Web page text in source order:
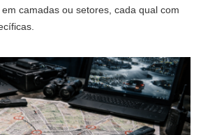
camadas ou setores, cada qual com